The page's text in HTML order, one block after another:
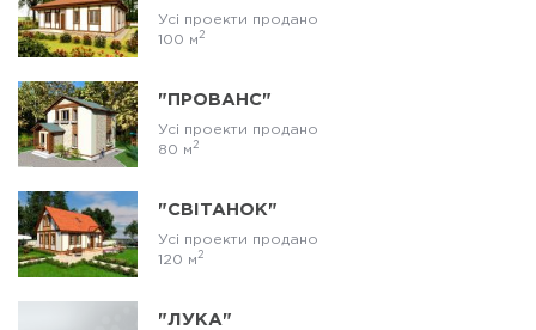
Усі проекти продано
100 м 2
"ПРОВАНС"
Усі проекти продано
80 м 2
"СВІТАНОК"
Усі проекти продано
120 м 2
"ЛУКА"